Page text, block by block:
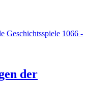
Geschichtsspiele 1066 -
der